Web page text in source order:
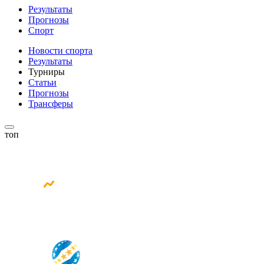
Результаты
Прогнозы
Спорт
Новости спорта
Результаты
Турниры
Статьи
Прогнозы
Трансферы
топ